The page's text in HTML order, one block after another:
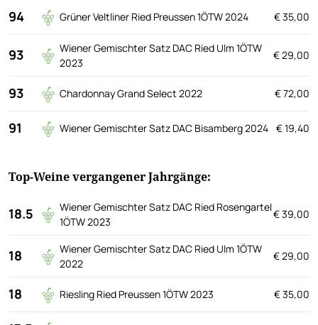
94 Grüner Veltliner Ried Preussen 1ÖTW 2024 € 35,00
93
Wiener Gemischter Satz DAC Ried Ulm 1ÖTW
2023
€ 29,00
93 Chardonnay Grand Select 2022 € 72,00
91 Wiener Gemischter Satz DAC Bisamberg 2024 € 19,40
Top-Weine vergangener Jahrgänge:
18.5
Wiener Gemischter Satz DAC Ried Rosengartel
1ÖTW 2023
€ 39,00
18
Wiener Gemischter Satz DAC Ried Ulm 1ÖTW
2022
€ 29,00
18 Riesling Ried Preussen 1ÖTW 2023 € 35,00